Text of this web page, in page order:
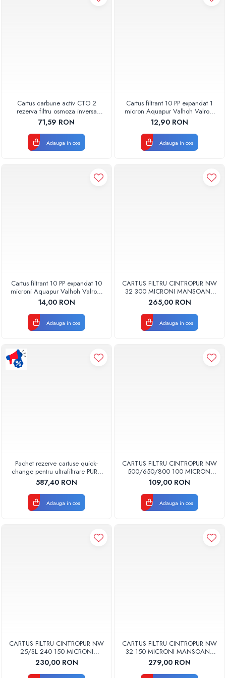
Cartus carbune activ CTO 2
rezerva filtru osmoza inversa
600GPD 87220370602 RO-600
Aquapur Valhoh Valrom
71,59 RON
Adauga in cos
Cartus filtrant 10 PP expandat 1
micron Aquapur Valhoh Valrom
AQUA07100110001
12,90 RON
Adauga in cos
Cartus filtrant 10 PP expandat 10
microni Aquapur Valhoh Valrom
AQUA07100110020
14,00 RON
Adauga in cos
CARTUS FILTRU CINTROPUR NW
32 300 MICRONI MANSOANE
FILTRARE SET 5BUC
265,00 RON
Adauga in cos
Pachet rezerve cartuse quick-
change pentru ultrafiltrare PUR4
Aquapur Valhoh Valrom
recomandat pentru 12 luni cu
membrana
587,40 RON
Adauga in cos
CARTUS FILTRU CINTROPUR NW
500/650/800 100 MICRONI
MANSOANE FILTRARE SET 5BUC
109,00 RON
Adauga in cos
CARTUS FILTRU CINTROPUR NW
25/SL 240 150 MICRONI
MANSOANE FILTRARE SET 5BUC
230,00 RON
CARTUS FILTRU CINTROPUR NW
32 150 MICRONI MANSOANE
FILTRARE SET 5BUC
279,00 RON